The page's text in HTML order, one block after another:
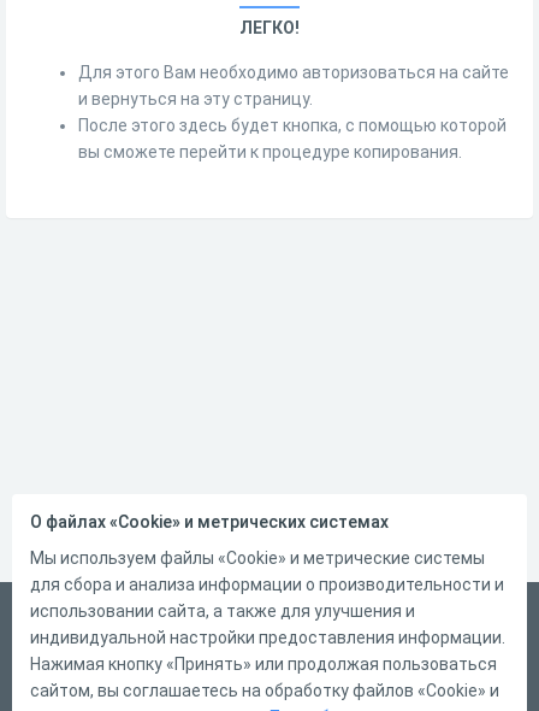
ЛЕГКО!
Для этого Вам необходимо авторизоваться на сайте
и вернуться на эту страницу.
После этого здесь будет кнопка, с помощью которой
вы сможете перейти к процедуре копирования.
Русский
Справка
Форма обратной связи
О файлах «Cookie» и метрических системах
Мы используем файлы «Cookie» и метрические системы
для сбора и анализа информации о производительности и
использовании сайта, а также для улучшения и
индивидуальной настройки предоставления информации.
Нажимая кнопку «Принять» или продолжая пользоваться
сайтом, вы соглашаетесь на обработку файлов «Cookie» и